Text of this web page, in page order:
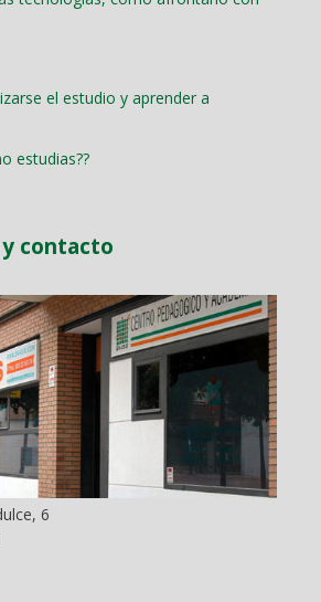
el estudio y aprender a
estudias??
contacto
6